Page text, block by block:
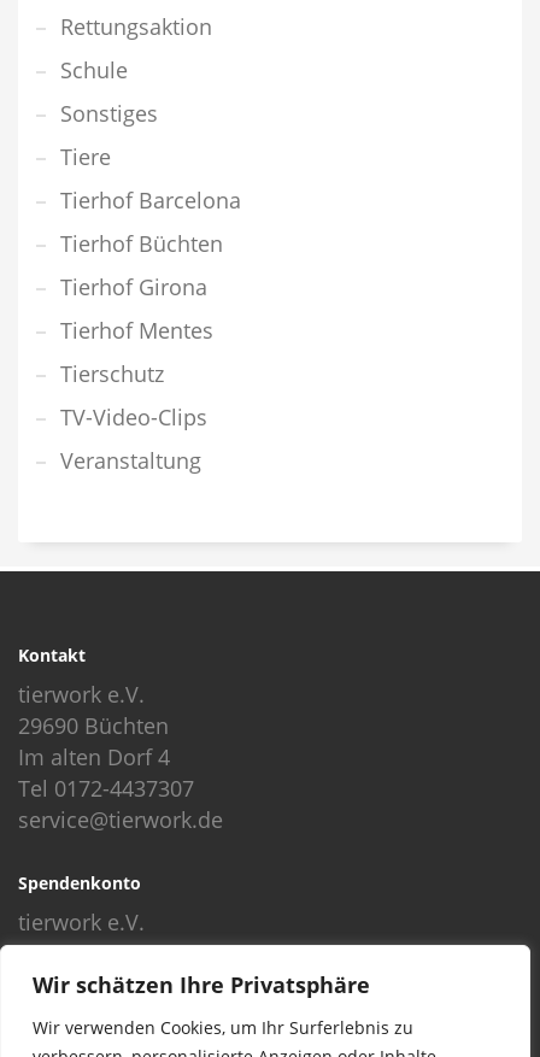
Wir schätzen Ihre Privatsphäre
Wir verwenden Cookies, um Ihr Surferlebnis zu
Rettungsaktion
Schule
Sonstiges
Tiere
Tierhof Barcelona
Tierhof Büchten
Tierhof Girona
Tierhof Mentes
Tierschutz
TV-Video-Clips
Veranstaltung
Kontakt
tierwork e.V.
29690 Büchten
Im alten Dorf 4
Tel 0172-4437307
service@tierwork.de
Spendenkonto
tierwork e.V.
Volksbank
BLZ: 24060300
Konto: 4902218000
IBAN: DE68240603004902218000